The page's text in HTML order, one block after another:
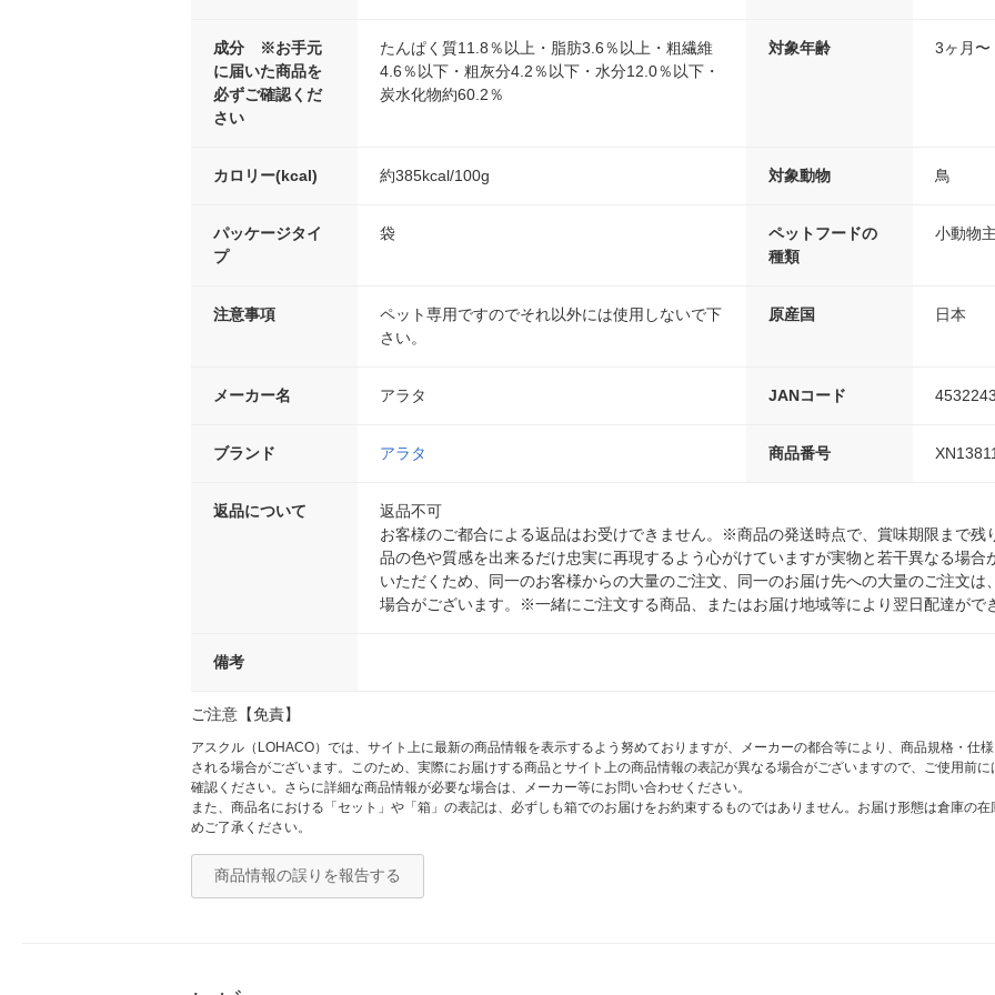
成分 ※お手元
に届いた商品を
必ずご確認くだ
さい
たんぱく質11.8％以上・脂肪3.6％以上・粗繊維
4.6％以下・粗灰分4.2％以下・水分12.0％以下・
炭水化物約60.2％
対象年齢 3ヶ月〜
カロリー(kcal) 約385kcal/100g 対象動物 鳥
パッケージタイ
プ
袋
ペットフードの
種類
小動物
注意事項
ペット専用ですのでそれ以外には使用しないで下
さい。
原産国 日本
メーカー名 アラタ JANコード
ブランド アラタ 商品番号
返品について
返品不可
お客様のご都合による返品はお受けできません。※商品の発送時点で、賞味期限まで
品の色や質感を出来るだけ忠実に再現するよう心がけていますが実物と若干異なる場
いただくため、同一のお客様からの大量のご注文、同一のお届け先への大量のご注文は
場合がございます。※一緒にご注文する商品、またはお届け地域等により翌日配達がで
備考
ご注意【免責】
アスクル（LOHACO）では、サイト上に最新の商品情報を表示するよう努めておりますが、メーカーの都合等により、商品規格・仕
される場合がございます。このため、実際にお届けする商品とサイト上の商品情報の表記が異なる場合がございますので、ご使用前
確認ください。さらに詳細な商品情報が必要な場合は、メーカー等にお問い合わせください。
また、商品名における「セット」や「箱」の表記は、必ずしも箱でのお届けをお約束するものではありません。お届け形態は倉庫の
めご了承ください。
商品情報の誤りを報告する